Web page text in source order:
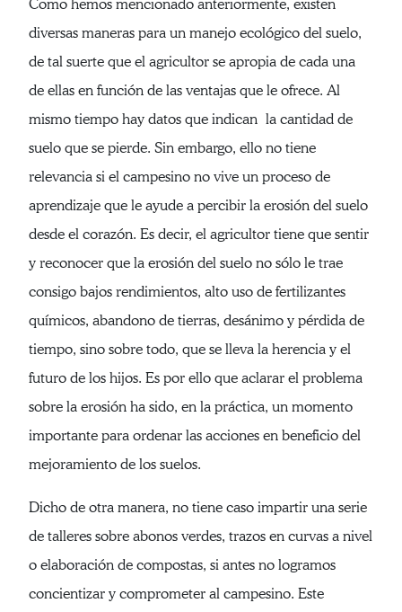
Como hemos mencionado anteriormente, existen
diversas maneras para un manejo ecológico del suelo,
de tal suerte que el agricultor se apropia de cada una
de ellas en función de las ventajas que le ofrece. Al
mismo tiempo hay datos que indican la cantidad de
suelo que se pierde. Sin embargo, ello no tiene
relevancia si el campesino no vive un proceso de
aprendizaje que le ayude a percibir la erosión del suelo
desde el corazón. Es decir, el agricultor tiene que sentir
y reconocer que la erosión del suelo no sólo le trae
consigo bajos rendimientos, alto uso de fertilizantes
químicos, abandono de tierras, desánimo y pérdida de
tiempo, sino sobre todo, que se lleva la herencia y el
futuro de los hijos. Es por ello que aclarar el problema
sobre la erosión ha sido, en la práctica, un momento
importante para ordenar las acciones en beneficio del
mejoramiento de los suelos.
Dicho de otra manera, no tiene caso impartir una serie
de talleres sobre abonos verdes, trazos en curvas a nivel
o elaboración de compostas, si antes no logramos
concientizar y comprometer al campesino. Este